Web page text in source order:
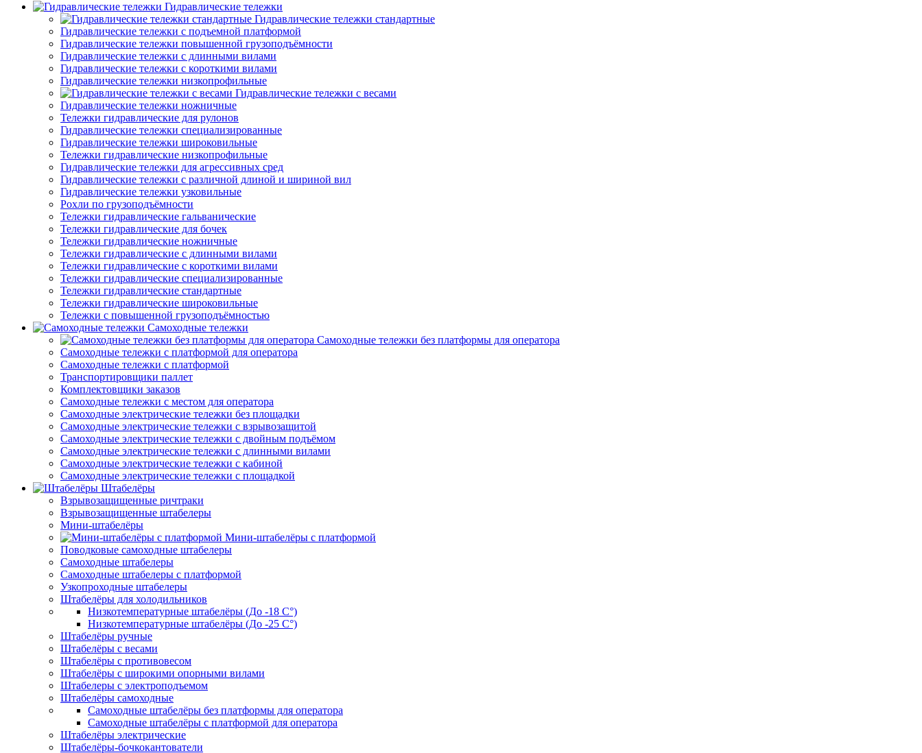
Гидравлические тележки
Гидравлические тележки стандартные
Гидравлические тележки с подъемной платформой
Гидравлические тележки повышенной грузоподъёмности
Гидравлические тележки с длинными вилами
Гидравлические тележки с короткими вилами
Гидравлические тележки низкопрофильные
Гидравлические тележки с весами
Гидравлические тележки ножничные
Тележки гидравлические для рулонов
Гидравлические тележки специализированные
Гидравлические тележки широковильные
Тележки гидравлические низкопрофильные
Гидравлические тележки для агрессивных сред
Гидравлические тележки с различной длиной и шириной вил
Гидравлические тележки узковильные
Рохли по грузоподъёмности
Тележки гидравлические гальванические
Тележки гидравлические для бочек
Тележки гидравлические ножничные
Тележки гидравлические с длинными вилами
Тележки гидравлические с короткими вилами
Тележки гидравлические специализированные
Тележки гидравлические стандартные
Тележки гидравлические широковильные
Тележки с повышенной грузоподъёмностью
Самоходные тележки
Самоходные тележки без платформы для оператора
Самоходные тележки с платформой для оператора
Самоходные тележки с платформой
Транспортировщики паллет
Комплектовщики заказов
Самоходные тележки с местом для оператора
Самоходные электрические тележки без площадки
Самоходные электрические тележки с взрывозащитой
Самоходные электрические тележки с двойным подъёмом
Самоходные электрические тележки с длинными вилами
Самоходные электрические тележки с кабиной
Самоходные электрические тележки с площадкой
Штабелёры
Взрывозащищенные ричтраки
Взрывозащищенные штабелеры
Мини-штабелёры
Мини-штабелёры с платформой
Поводковые самоходные штабелеры
Самоходные штабелеры
Самоходные штабелеры с платформой
Узкопроходные штабелеры
Штабелёры для холодильников
Низкотемпературные штабелёры (До -18 C°)
Низкотемпературные штабелёры (До -25 C°)
Штабелёры ручные
Штабелёры с весами
Штабелёры с противовесом
Штабелёры с широкими опорными вилами
Штабелеры с электроподъемом
Штабелёры самоходные
Самоходные штабелёры без платформы для оператора
Самоходные штабелёры с платформой для оператора
Штабелёры электрические
Штабелёры-бочкокантователи